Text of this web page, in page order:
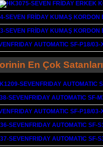
En Çok Satanları